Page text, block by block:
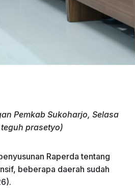
Pemkab Sukoharjo, Selasa
prasetyo)
Raperda tentang
beberapa daerah sudah